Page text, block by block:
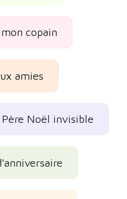
copain
amies
Noël invisible